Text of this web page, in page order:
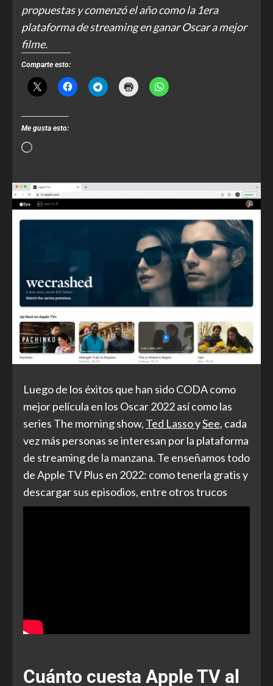
propuestas y comenzó el año como la 1era
plataforma de streaming en ganar Oscar a mejor
filme.
Comparte esto:
Me gusta esto:
Luego de los éxitos que han sido CODA como
mejor película en los Oscar 2022 así como las
series The morning show, Ted LassoySee, cada
vez más personas se interesan por la plataforma
de streaming de la manzana. Te enseñamos todo
de Apple TV Plus en 2022: como tenerla gratis y
descargar sus episodios, entre otros trucos
Cuánto cuesta Apple TV al